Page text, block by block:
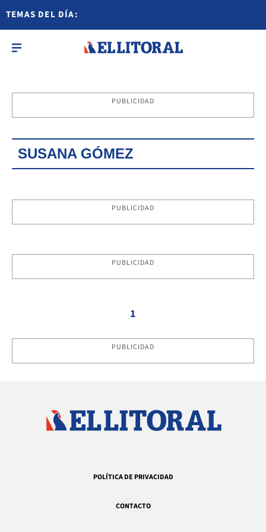
TEMAS DEL DÍA:
PUBLICIDAD
SUSANA GÓMEZ
PUBLICIDAD
PUBLICIDAD
1
PUBLICIDAD
POLÍTICA DE PRIVACIDAD
CONTACTO